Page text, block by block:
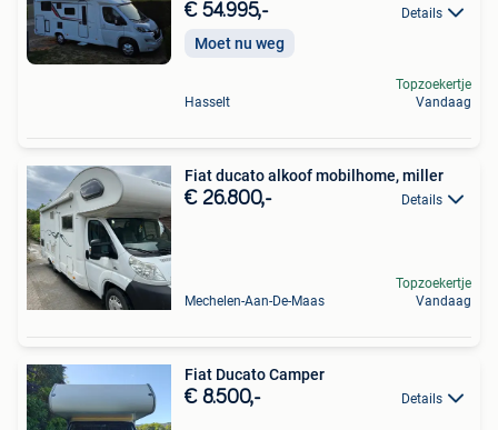
€ 54.995,- Details
Moet nu weg
Hasselt
Topzoekertje
Vandaag
Fiat ducato alkoof mobilhome, miller
€ 26.800,- Details
Mechelen-Aan-De-Maas
Topzoekertje
Vandaag
Fiat Ducato Camper
€ 8.500,- Details